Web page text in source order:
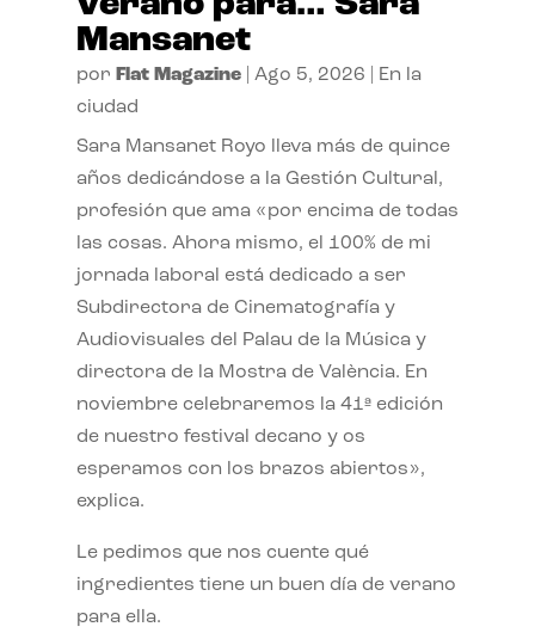
Mansanet
por Flat Magazine| Ago 5, 2026
En la
ciudad
Sara Mansanet Royo lleva más de quince
años dedicándose a la Gestión Cultural,
profesión que ama «por encima de todas
las cosas. Ahora mismo, el 100% de mi
jornada laboral está dedicado a ser
Subdirectora de Cinematografía y
Audiovisuales del Palau de la Música y
directora de la Mostra de València. En
noviembre celebraremos la 41ª edición
de nuestro festival decano y os
esperamos con los brazos abiertos»,
explica.
Le pedimos que nos cuente qué
ingredientes tiene un buen día de verano
para ella.